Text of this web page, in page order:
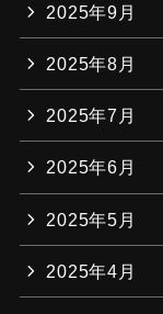
2025年9月
2025年8月
2025年7月
2025年6月
2025年5月
2025年4月